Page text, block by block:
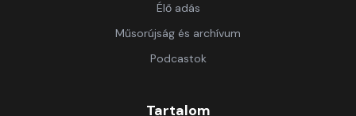
Élő adás
Műsorújság és archívum
Podcastok
Tartalom